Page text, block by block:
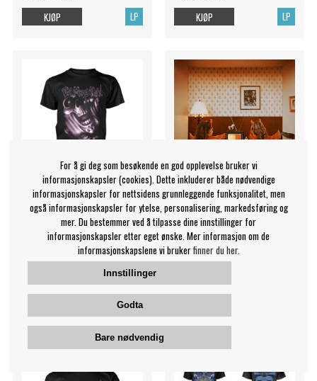
LP
KJØP LP
KJØP
Old Man's Child - T/S -
Born Of The Flickering (S)
279 NOK
T-shirt
Glitterfox - Decoder
Glitterfox
189 NOK
For å gi deg som besøkende en god opplevelse bruker vi
informasjonskapsler (cookies). Dette inkluderer både nødvendige
informasjonskapsler for nettsidens grunnleggende funksjonalitet, men
også informasjonskapsler for ytelse, personalisering, markedsføring og
mer. Du bestemmer ved å tilpasse dine innstillinger for
informasjonskapsler etter eget ønske. Mer informasjon om de
informasjonskapslene vi brukerfinner du her.
Innstillinger
Godta
Bare nødvendig